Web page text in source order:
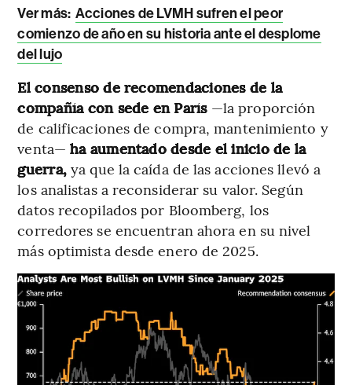
Ver más: Acciones de LVMH sufren el peor
comienzo de año en su historia ante el desplome
del lujo
El consenso de recomendaciones de la
compañía con sede en París —la proporción
de calificaciones de compra, mantenimiento y
venta—ha aumentado desde el inicio de la
guerra, ya que la caída de las acciones llevó a
los analistas a reconsiderar su valor. Según
datos recopilados por Bloomberg, los
corredores se encuentran ahora en su nivel
más optimista desde enero de 2025.